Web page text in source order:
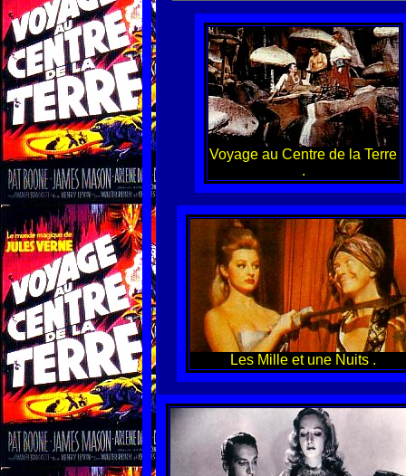
Voyage au Centre de la Terre
.
Les Mille et une Nuits .